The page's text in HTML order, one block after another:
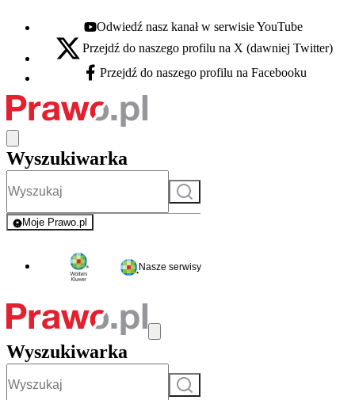
Youtube - otwiera się w nowej karcie
Odwiedź nasz kanał w serwisie YouTube
X - otwiera się w nowej karcie
Przejdź do naszego profilu na X (dawniej Twitter)
Facebook - otwiera się w nowej karcie
Przejdź do naszego profilu na Facebooku
Wyszukiwarka
Szukaj
Moje Prawo.pl
- rejestracja i logowanie do serwisu
Nasze serwisy
Wyszukiwarka
Szukaj